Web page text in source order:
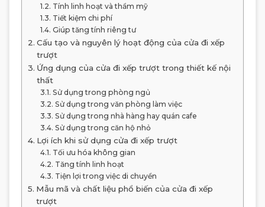
Tính linh hoạt và thẩm mỹ
Tiết kiệm chi phí
Giúp tăng tính riêng tư
Cấu tạo và nguyên lý hoạt động của cửa đi xếp
trượt
Ứng dụng của cửa đi xếp trượt trong thiết kế nội
thất
Sử dụng trong phòng ngủ
Sử dụng trong văn phòng làm việc
Sử dụng trong nhà hàng hay quán cafe
Sử dụng trong căn hộ nhỏ
Lợi ích khi sử dụng cửa đi xếp trượt
Tối ưu hóa không gian
Tăng tính linh hoạt
Tiện lợi trong việc di chuyển
Mẫu mã và chất liệu phổ biến của cửa đi xếp
trượt